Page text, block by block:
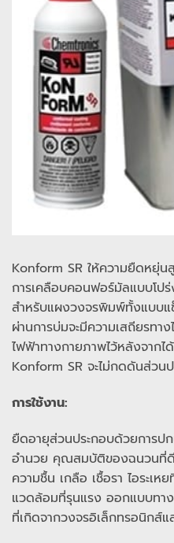
Konform SR ให้ความยืดหยุ่
การเคลือบคอนฟอร์มัลแบบโป
สำหรับแผงวงจรพิมพ์ทั้งแบบ
ผ่านการบ่มจะมีความเสถียรท
ไฟฟ้าทางกายภาพไว้หลังจาก
Konform SR จะไม่กดดันส่วน
การใช้งาน:
ยืดอายุส่วนประกอบด้วยการป
อำนวย คุณสมบัติของฉนวนที่
ความชื้น เกลือ เชื้อรา ไอระเ
แวดล้อมที่รุนแรง ออกแบบทา
ที่เกิดจากวงจรอิเล็กทรอนิกส์